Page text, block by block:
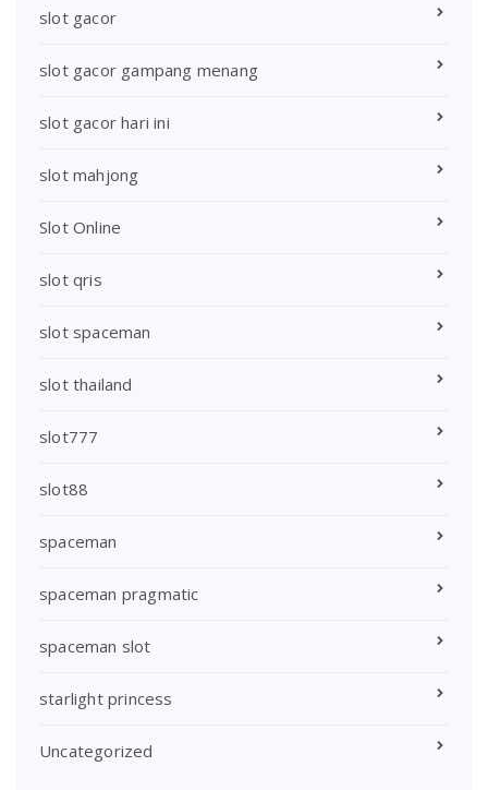
slot gacor
slot gacor gampang menang
slot gacor hari ini
slot mahjong
Slot Online
slot qris
slot spaceman
slot thailand
slot777
slot88
spaceman
spaceman pragmatic
spaceman slot
starlight princess
Uncategorized